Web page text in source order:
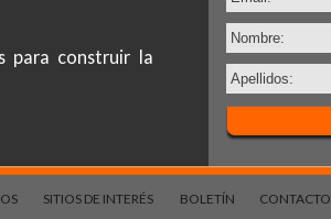
para construir la
SITIOS DE INTERÉS BOLETÍN
CONTACTO